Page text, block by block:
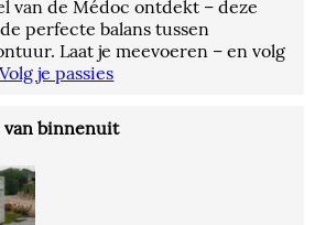
van de Médoc ontdekt – deze
perfecte balans tussen
Laat je meevoeren – en volg
Volg je passies
van binnenuit